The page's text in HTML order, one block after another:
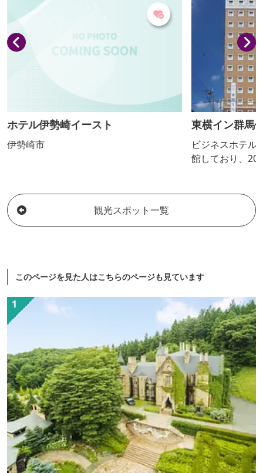
ホテル伊勢崎イースト
伊勢崎市
東横イン群馬
ビジネスホテル
館しており、
観光スポット一覧
このページを見た人はこちらのページも見ています